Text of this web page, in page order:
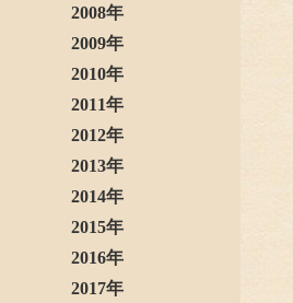
2008年
2009年
2010年
2011年
2012年
2013年
2014年
2015年
2016年
2017年